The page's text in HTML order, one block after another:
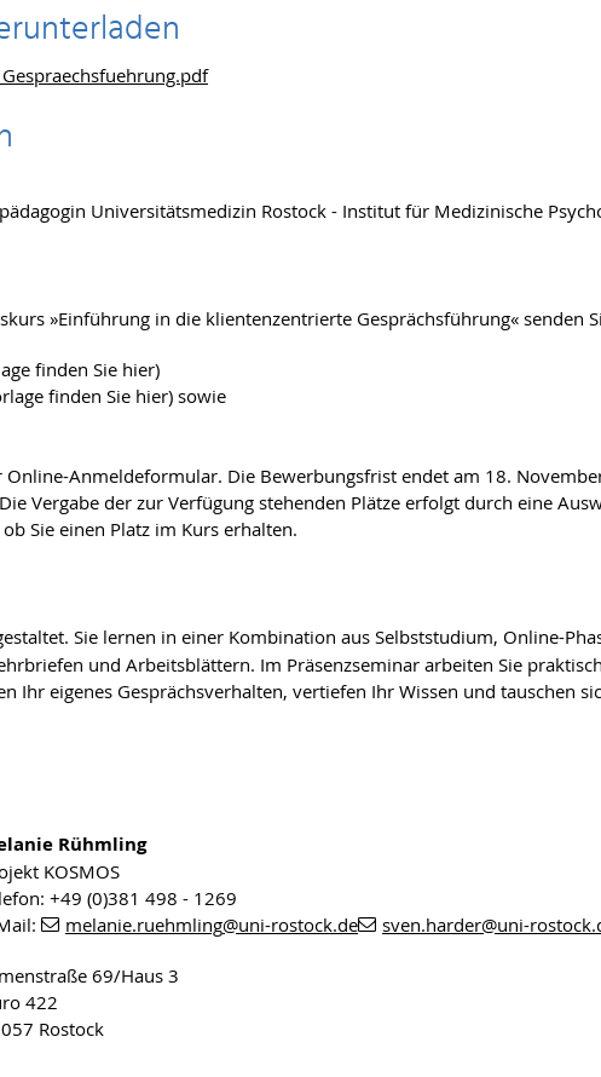
Universitätsmedizin Rostock - Institut für Medizinische
»Einführung in die klientenzentrierte Gesprächsführung« senden
finden Sie hier)
finden Sie hier) sowie
Anmeldeformular. Die Bewerbungsfrist endet am 18.
Vergabe der zur Verfügung stehenden Plätze erfolgt durch eine
Sie einen Platz im Kurs erhalten.
Sie lernen in einer Kombination aus Selbststudium, Online-
und Arbeitsblättern. Im Präsenzseminar arbeiten Sie
Ihr eigenes Gesprächsverhalten, vertiefen Ihr Wissen und tauschen
Rühmling
KOSMOS
+49 (0)381 498 - 1269
melanie.ruehmling@uni-rostock.de sven.harder@uni-rostock
69/Haus 3
422
Rostock